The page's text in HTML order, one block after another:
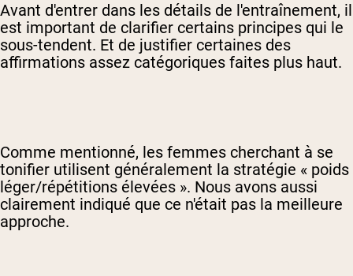
Avant d'entrer dans les détails de l'entraînement, il
est important de clarifier certains principes qui le
sous-tendent. Et de justifier certaines des
affirmations assez catégoriques faites plus haut.
Comme mentionné, les femmes cherchant à se
tonifier utilisent généralement la stratégie « poids
léger/répétitions élevées ». Nous avons aussi
clairement indiqué que ce n'était pas la meilleure
approche.